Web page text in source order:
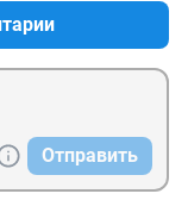
Отправить